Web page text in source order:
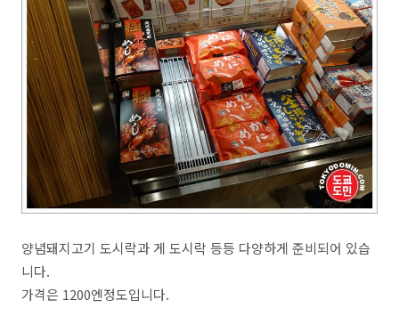
양념돼지고기 도시락과 게 도시락 등등 다양하게 준비되어 있습
니다.
가격은 1200엔정도입니다.